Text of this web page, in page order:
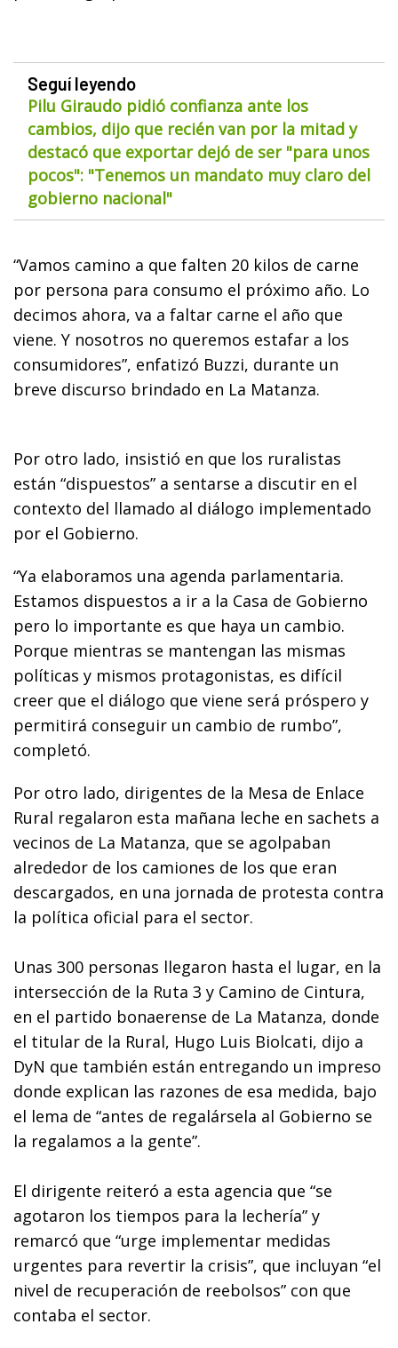
Seguí leyendo
Pilu Giraudo pidió confianza ante los
cambios, dijo que recién van por la mitad y
destacó que exportar dejó de ser "para unos
pocos": "Tenemos un mandato muy claro del
gobierno nacional"
“Vamos camino a que falten 20 kilos de carne
por persona para consumo el próximo año. Lo
decimos ahora, va a faltar carne el año que
viene. Y nosotros no queremos estafar a los
consumidores”, enfatizó Buzzi, durante un
breve discurso brindado en La Matanza.
Por otro lado, insistió en que los ruralistas
están “dispuestos” a sentarse a discutir en el
contexto del llamado al diálogo implementado
por el Gobierno.
“Ya elaboramos una agenda parlamentaria.
Estamos dispuestos a ir a la Casa de Gobierno
pero lo importante es que haya un cambio.
Porque mientras se mantengan las mismas
políticas y mismos protagonistas, es difícil
creer que el diálogo que viene será próspero y
permitirá conseguir un cambio de rumbo”,
completó.
Por otro lado, dirigentes de la Mesa de Enlace
Rural regalaron esta mañana leche en sachets a
vecinos de La Matanza, que se agolpaban
alrededor de los camiones de los que eran
descargados, en una jornada de protesta contra
la política oficial para el sector.
Unas 300 personas llegaron hasta el lugar, en la
intersección de la Ruta 3 y Camino de Cintura,
en el partido bonaerense de La Matanza, donde
el titular de la Rural, Hugo Luis Biolcati, dijo a
DyN que también están entregando un impreso
donde explican las razones de esa medida, bajo
el lema de “antes de regalársela al Gobierno se
la regalamos a la gente”.
El dirigente reiteró a esta agencia que “se
agotaron los tiempos para la lechería” y
remarcó que “urge implementar medidas
urgentes para revertir la crisis”, que incluyan “el
nivel de recuperación de reebolsos” con que
contaba el sector.